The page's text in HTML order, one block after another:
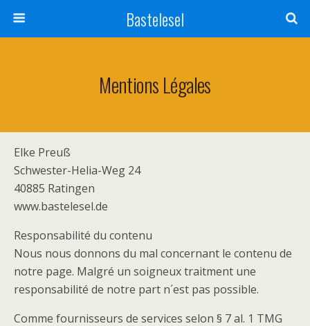
Bastelesel
Mentions Légales
Elke Preuß
Schwester-Helia-Weg 24
40885 Ratingen
www.bastelesel.de
Responsabilité du contenu
Nous nous donnons du mal concernant le contenu de
notre page. Malgré un soigneux traitment une
responsabilité de notre part n´est pas possible.
Comme fournisseurs de services selon § 7 al. 1 TMG